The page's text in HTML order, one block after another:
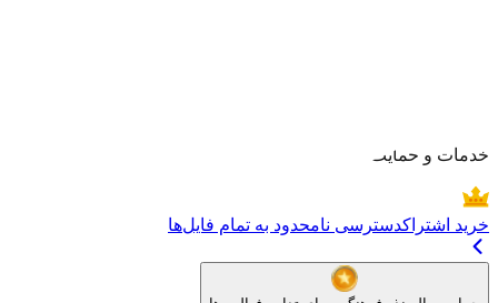
خدمات و حمایت
خرید اشتراکدسترسی نامحدود به تمام فایل‌ها